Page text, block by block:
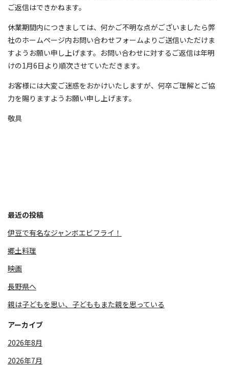
ご返信はできかねます。
休業期間内につきましては、何かご不明な点がございましたら弊
社のホームページ内お問い合わせフォームよりご送信いただけま
すようお願い申し上げます。お問い合わせに対するご返信は年明
けの1月6日より順次させていただきます。
お客様には大変ご迷惑をおかけいたしますが、何卒ご理解とご協
力を賜りますようお願い申し上げます。
敬具
最近の投稿
伊豆で有名なジャンボエビフライ！
郷土料理
映画
長野県へ
親は子どもを思い、子どももまた親を思っている
アーカイブ
2026年8月
2026年7月